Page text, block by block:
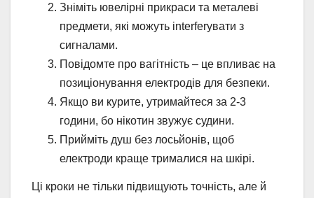
Зніміть ювелірні прикраси та металеві
предмети, які можуть interferувати з
сигналами.
Повідомте про вагітність – це впливає на
позиціонування електродів для безпеки.
Якщо ви курите, утримайтеся за 2-3
години, бо нікотин звужує судини.
Прийміть душ без лосьйонів, щоб
електроди краще трималися на шкірі.
Ці кроки не тільки підвищують точність, але й